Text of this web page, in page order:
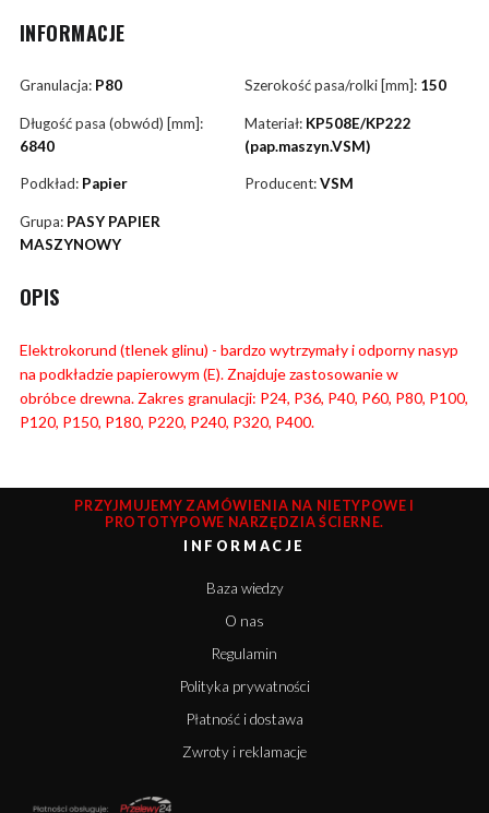
INFORMACJE
Granulacja: P80 Szerokość pasa/rolki [mm]: 150
Długość pasa (obwód) [mm]:
6840
Materiał: KP508E/KP222
(pap.maszyn.VSM)
Podkład: Papier Producent:VSM
Grupa: PASY PAPIER
MASZYNOWY
OPIS
Elektrokorund (tlenek glinu) - bardzo wytrzymały i odporny nasyp
na podkładzie papierowym (E). Znajduje zastosowanie w
obróbcedrewna. Zakres granulacji: P24, P36, P40, P60, P80, P100,
P120, P150, P180, P220, P240, P320, P400.
PRZYJMUJEMY ZAMÓWIENIA NA NIETYPOWE I
PROTOTYPOWE NARZĘDZIA ŚCIERNE.
INFORMACJE
Baza wiedzy
O nas
Regulamin
Polityka prywatności
Płatność i dostawa
Zwroty i reklamacje